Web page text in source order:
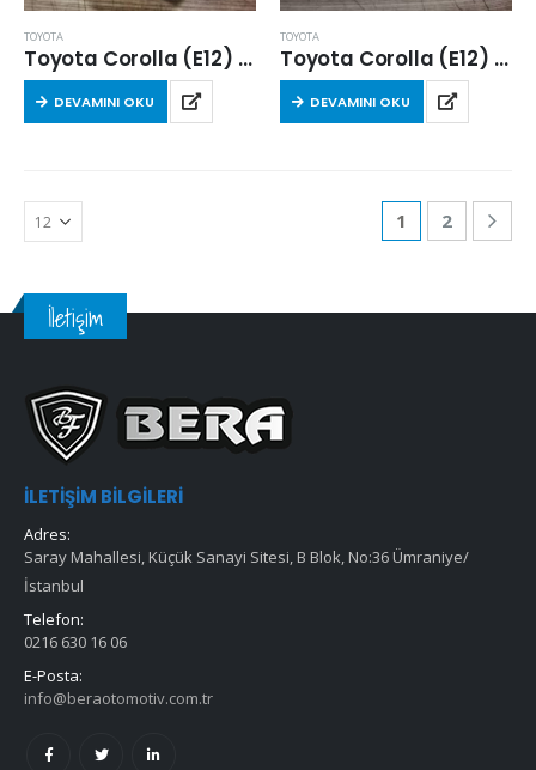
TOYOTA
Toyota Corolla (E12) 2004-2006 Arası 1.4 D-4D Dizel Yağ Filtresi
DEVAMINI OKU
TOYOTA
Toyota Corolla (E12) 2004-2006 Arası 1.4 D-4D Dizel Yağ Filtresi
DEVAMINI OKU
1 2
İletişim
İLETIŞIM BILGILERI
Adres:
Saray Mahallesi, Küçük Sanayi Sitesi, B Blok, No:36 Ümraniye/
İstanbul
Telefon:
0216 630 16 06
E-Posta:
info@beraotomotiv.com.tr